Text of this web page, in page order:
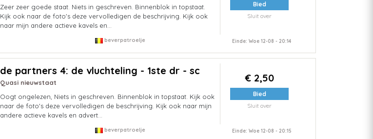
Zeer zeer goede staat. Niets in geschreven. Binnenblok in topstaat.
Kijk ook naar de foto's deze vervolledigen de beschrijving. Kijk ook
naar mijn andere actieve kavels en...
Bied
Sluit over
beverpatroelje Einde: Woe 12-08 - 20:14
de partners 4: de vluchteling - 1ste dr - sc
Quasi nieuwstaat
Oogt ongelezen, Niets in geschreven. Binnenblok in topstaat. Kijk ook
naar de foto's deze vervolledigen de beschrijving. Kijk ook naar mijn
andere actieve kavels en advert...
€ 2,50
Bied
Sluit over
beverpatroelje Einde: Woe 12-08 - 20:15